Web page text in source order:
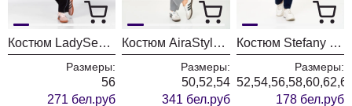
Костюм LadySecret 2981-1 голубой-черный
Размеры:
56
271 бел.руб
Костюм AiraStyle 24241А мята
Размеры:
50,52,54
341 бел.руб
Костюм Stefany 2061-3
Размеры:
178 бел.руб